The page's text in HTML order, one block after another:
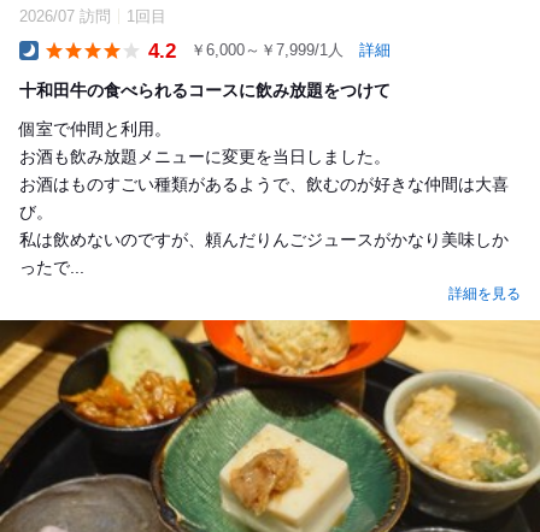
2026/07 訪問 1回目
4.2 ￥6,000～￥7,999/1人 詳細
十和田牛の食べられるコースに飲み放題をつけて
個室で仲間と利用。
お酒も飲み放題メニューに変更を当日しました。
お酒はものすごい種類があるようで、飲むのが好きな仲間は大喜
び。
私は飲めないのですが、頼んだりんごジュースがかなり美味しか
ったで...
詳細を見る